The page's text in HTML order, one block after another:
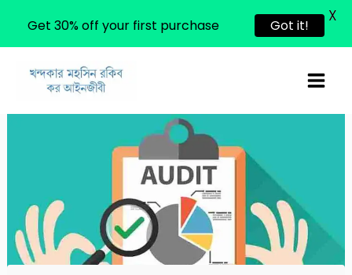
content
Get 30% off your first purchase Got it!
X